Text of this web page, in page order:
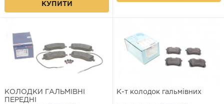
КУПИТИ
КОЛОДКИ ГАЛЬМІВНІ
ПЕРЕДНІ
К-т колодок гальмівних